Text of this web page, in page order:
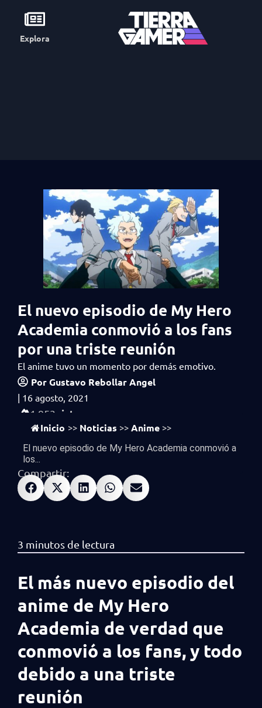
Explora
El nuevo episodio de My Hero
Academia conmovió a los fans
por una triste reunión
El anime tuvo un momento por demás emotivo.
PorGustavo Rebollar Angel
| 16 agosto, 2021
1,953 vistas
Inicio >> Noticias >> Anime >>
El nuevo episodio de My Hero Academia conmovió a
los...
Compartir:
El más nuevo episodio del
anime de My Hero
Academia de verdad que
conmovió a los fans, y todo
debido a una triste
reunión